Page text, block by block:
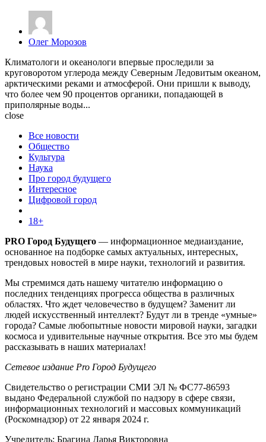
Posted
Олег Морозов
Климатологи и океанологи впервые проследили за
круговоротом углерода между Северным Ледовитым океаном,
арктическими реками и атмосферой. Они пришли к выводу,
что более чем 90 процентов органики, попадающей в
приполярные воды...
close
Все новости
Общество
Культура
Наука
Про город будущего
Интересное
Цифровой город
18+
PRO Город Будущего — информационное медиаиздание,
основанное на подборке самых актуальных, интересных,
трендовых новостей в мире науки, технологий и развития.
Мы стремимся дать нашему читателю информацию о
последних тенденциях прогресса общества в различных
областях. Что ждет человечество в будущем? Заменит ли
людей искусственный интеллект? Будут ли в тренде «умные»
города? Самые любопытные новости мировой науки, загадки
космоса и удивительные научные открытия. Все это мы будем
рассказывать в наших материалах!
Сетевое издание Pro Город Будущего
Свидетельство о регистрации СМИ ЭЛ № ФС77-86593
выдано Федеральной службой по надзору в сфере связи,
информационных технологий и массовых коммуникаций
(Роскомнадзор) от 22 января 2024 г.
Учредитель: Брагина Дарья Викторовна